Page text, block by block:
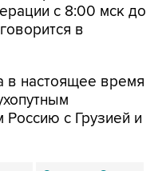
с 8:00 мск до
в
в настоящее время
с Грузией и